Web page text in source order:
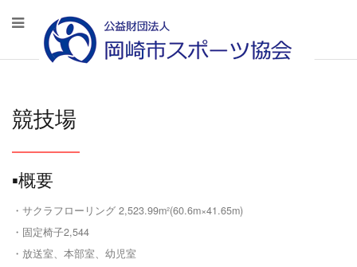
競技場
▪️概要
・サクラフローリング 2,523.99m²(60.6m×41.65m)
・固定椅子2,544
・放送室、本部室、幼児室